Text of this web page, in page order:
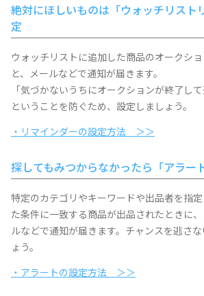
絶対にほしいものは「ウォッチリスト
定
ウォッチリストに追加した商品のオークシ
と、メールなどで通知が届きます。
「気づかないうちにオークションが終了し
ということを防ぐため、設定しましょう。
・リマインダーの設定方法 ＞＞
探してもみつからなかったら「アラー
特定のカテゴリやキーワードや出品者を指
た条件に一致する商品が出品されたときに、
ルなどで通知が届きます。チャンスを逃さ
ょう。
・アラートの設定方法 ＞＞